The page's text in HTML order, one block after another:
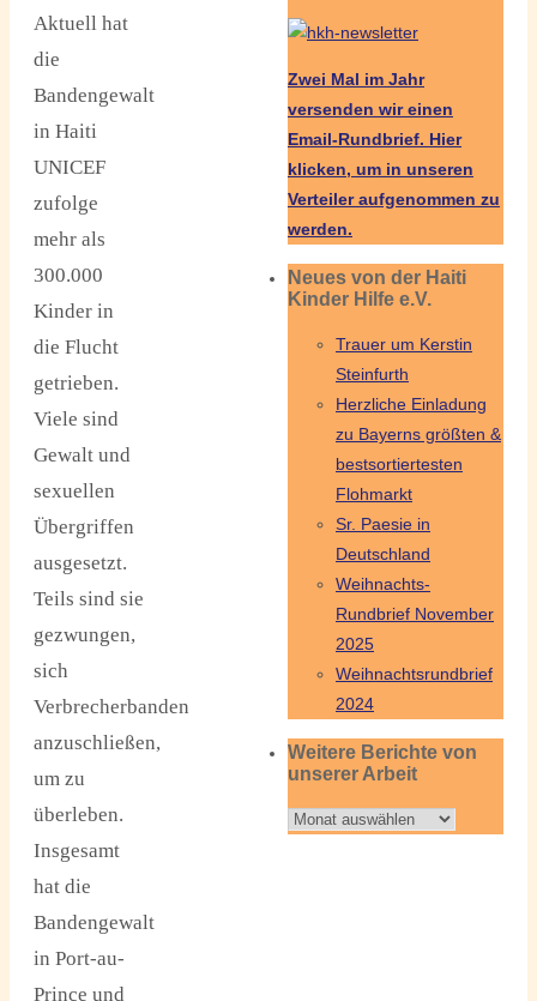
Aktuell hat
die
Bandengewalt
in Haiti
UNICEF
zufolge
mehr als
300.000
Kinder in
die Flucht
getrieben.
Viele sind
Gewalt und
sexuellen
Übergriffen
ausgesetzt.
Teils sind sie
gezwungen,
sich
Verbrecherbanden
anzuschließen,
um zu
überleben.
Insgesamt
hat die
Bandengewalt
in Port-au-
Prince und
Zwei Mal im Jahr
versenden wir einen
Email-Rundbrief. Hier
klicken, um in unseren
Verteiler aufgenommen zu
werden.
Neues von der Haiti
Kinder Hilfe e.V.
Trauer um Kerstin
Steinfurth
Herzliche Einladung
zu Bayerns größten &
bestsortiertesten
Flohmarkt
Sr. Paesie in
Deutschland
Weihnachts-
Rundbrief November
2025
Weihnachtsrundbrief
2024
Weitere Berichte von
unserer Arbeit
Weitere